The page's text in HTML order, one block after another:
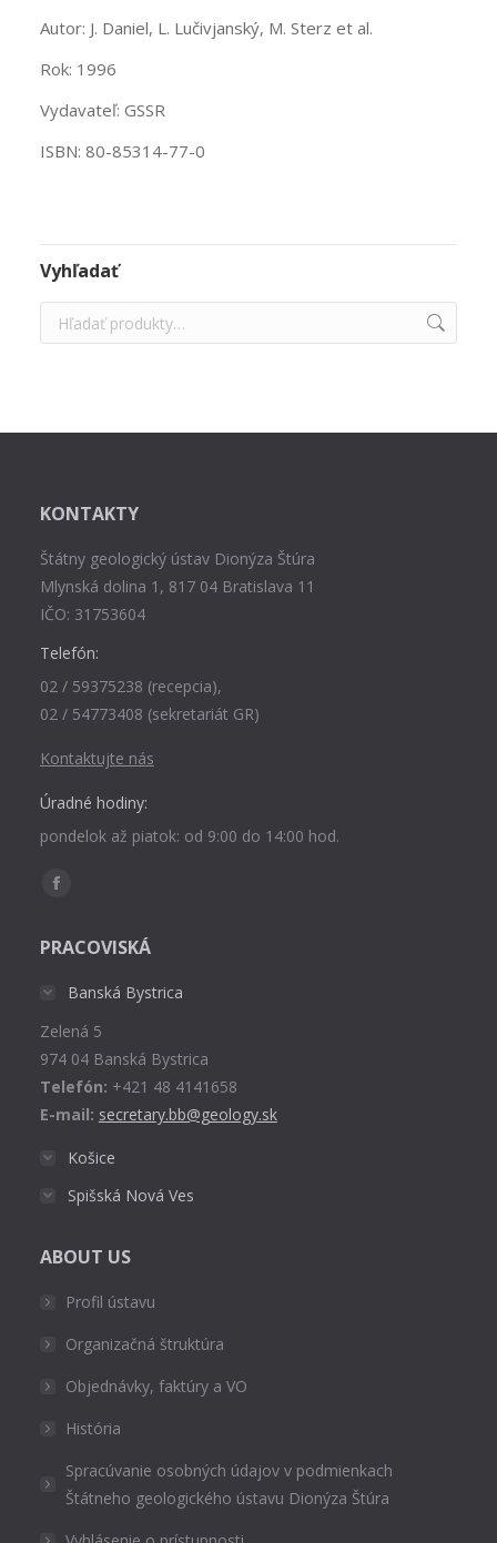
Autor: J. Daniel, L. Lučivjanský, M. Sterz et al.
Rok: 1996
Vydavateľ: GSSR
ISBN: 80-85314-77-0
Vyhľadať
KONTAKTY
Štátny geologický ústav Dionýza Štúra
Mlynská dolina 1, 817 04 Bratislava 11
IČO: 31753604
Telefón:
02 / 59375238 (recepcia),
02 / 54773408 (sekretariát GR)
Kontaktujte nás
Úradné hodiny:
pondelok až piatok: od 9:00 do 14:00 hod.
Find us on:
Facebook
opens
window
PRACOVISKÁ
Banská Bystrica
Zelená 5
974 04 Banská Bystrica
Telefón: +421 48 4141658
E-mail: secretary.bb@geology.sk
Košice
Spišská Nová Ves
ABOUT US
Profil ústavu
Organizačná štruktúra
Objednávky, faktúry a VO
História
Spracúvanie osobných údajov v podmienkach
Štátneho geologického ústavu Dionýza Štúra